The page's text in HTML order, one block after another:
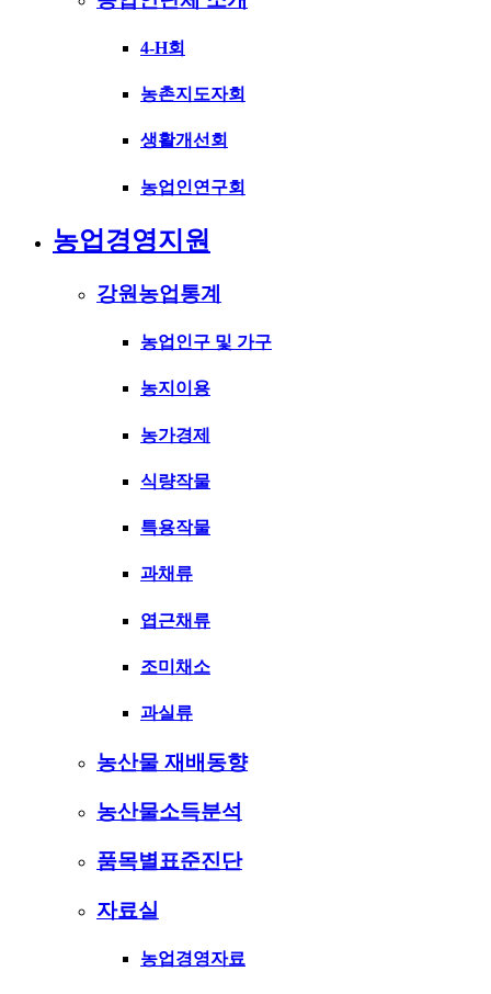
4-H회
농촌지도자회
생활개선회
농업인연구회
농업경영지원
강원농업통계
농업인구 및 가구
농지이용
농가경제
식량작물
특용작물
과채류
엽근채류
조미채소
과실류
농산물 재배동향
농산물소득분석
품목별표준진단
자료실
농업경영자료